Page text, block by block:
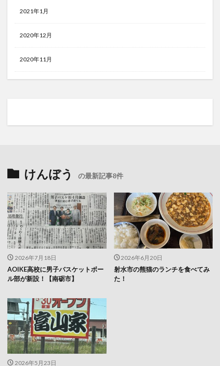
2021年1月
2020年12月
2020年11月
けんぼう の最新記事8件
2026年7月18日
AOIKE高校に男子バスケットボー
ル部が新設！【南砺市】
2026年6月20日
射水市の熊猫のランチを食べてみ
た！
2026年5月23日